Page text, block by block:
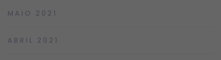
MAIO 2021
ABRIL 2021